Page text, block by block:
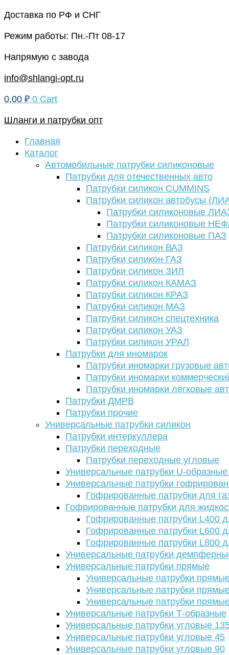
Перейти
содержимому
Доставка по РФ и СНГ
Режим работы: Пн.-Пт 08-17
Напрямую с завода
info@shlangi-opt.ru
0,00 ₽ 0 Cart
Шланги и патрубки опт
Главная
Каталог
Автомобильные патрубки силиконовые
Патрубки для отечественных авто
Патрубки силикон CUMMINS
Патрубки силикон автобусы
Патрубки силиконовые
Патрубки силиконовые
Патрубки силиконовые ПАЗ
Патрубки силикон ВАЗ
Патрубки силикон ГАЗ
Патрубки силикон ЗИЛ
Патрубки силикон КАМАЗ
Патрубки силикон КРАЗ
Патрубки силикон МАЗ
Патрубки силикон спецтехника
Патрубки силикон УАЗ
Патрубки силикон УРАЛ
Патрубки для иномарок
Патрубки иномарки грузовые
Патрубки иномарки
Патрубки иномарки легковые
Патрубки ДМРВ
Патрубки прочие
Универсальные патрубки силикон
Патрубки интеркуллера
Патрубки переходные
Патрубки переходные угловые
Универсальные патрубки U-
Универсальные патрубки
Гофрированные патрубки для
Гофрированные патрубки для
Гофрированные патрубки L400
Гофрированные патрубки L600
Гофрированные патрубки L800
Универсальные патрубки
Универсальные патрубки прямые
Универсальные патрубки
Универсальные патрубки
Универсальные патрубки
Универсальные патрубки Т-образные
Универсальные патрубки угловые
Универсальные патрубки угловые 45
Универсальные патрубки угловые 90